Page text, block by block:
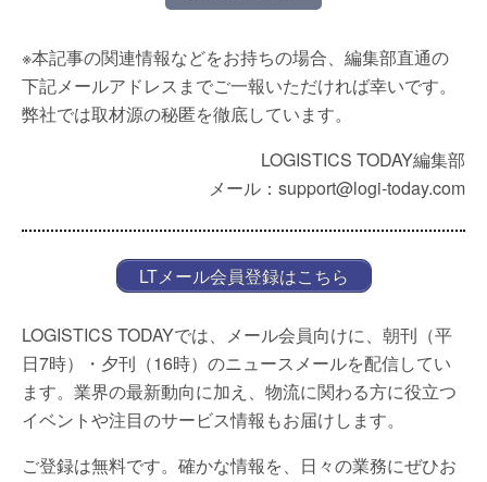
※本記事の関連情報などをお持ちの場合、編集部直通の
下記メールアドレスまでご一報いただければ幸いです。
弊社では取材源の秘匿を徹底しています。
LOGISTICS TODAY編集部
メール：support@logi-today.com
LTメール会員登録はこちら
LOGISTICS TODAYでは、メール会員向けに、朝刊（平
日7時）・夕刊（16時）のニュースメールを配信してい
ます。業界の最新動向に加え、物流に関わる方に役立つ
イベントや注目のサービス情報もお届けします。
ご登録は無料です。確かな情報を、日々の業務にぜひお